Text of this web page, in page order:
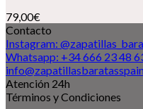
79,00€
Contacto
Instagram:
Whatsapp: +34 666 23 48
Atención 24h
Términos y Condiciones